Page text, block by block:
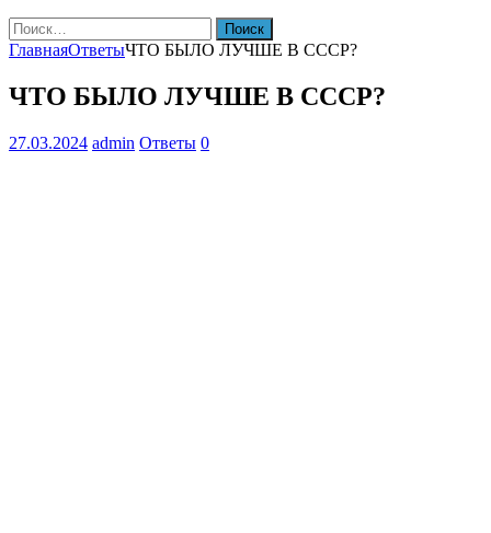
Найти:
ГлавнаяОтветыЧТО БЫЛО ЛУЧШЕ В СССР?
ЧТО БЫЛО ЛУЧШЕ В СССР?
27.03.2024 admin Ответы 0